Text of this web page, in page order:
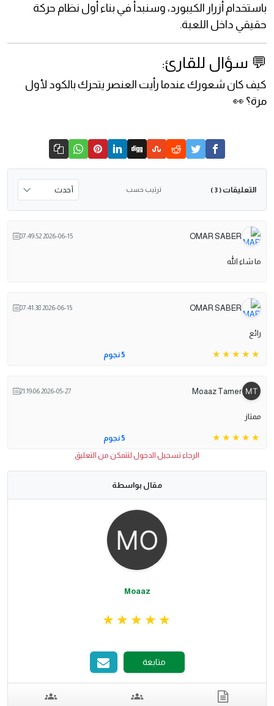
باستخدام أزرار الكيبورد، وسنبدأ في بناء أول نظام حركة
حقيقي داخل اللعبة.
💬 سؤال للقارئ:
كيف كان شعورك عندما رأيت العنصر يتحرك بالكود لأول
مرة؟ 👀
التعليقات ( 3 ) ترتيب حسب
OMAR SABER
2026-06-15 07:49:52
ما شاء الله
OMAR SABER
2026-06-15 07:41:38
رائع
5 نجوم
Moaaz Tamer
2026-05-27 21:19:06
ممتاز
5 نجوم
الرجاء تسجيل الدخول لتتمكن من التعليق
مقال بواسطة
Moaaz
متابعة